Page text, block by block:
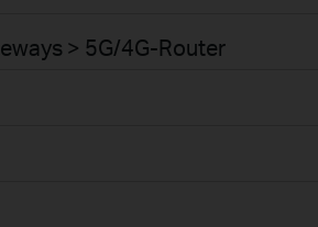
> 5G/4G-Router